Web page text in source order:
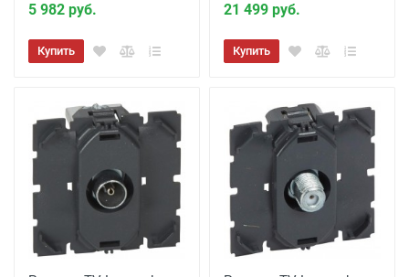
5 982 руб.
Купить
21 499 руб.
Купить